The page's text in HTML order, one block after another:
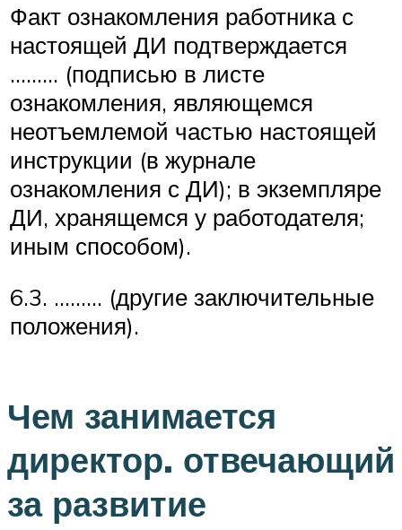
Факт ознакомления работника с
настоящей ДИ подтверждается
……… (подписью в листе
ознакомления, являющемся
неотъемлемой частью настоящей
инструкции (в журнале
ознакомления с ДИ); в экземпляре
ДИ, хранящемся у работодателя;
иным способом).
6.3. ……… (другие заключительные
положения).
Чем занимается
директор. отвечающий
за развитие